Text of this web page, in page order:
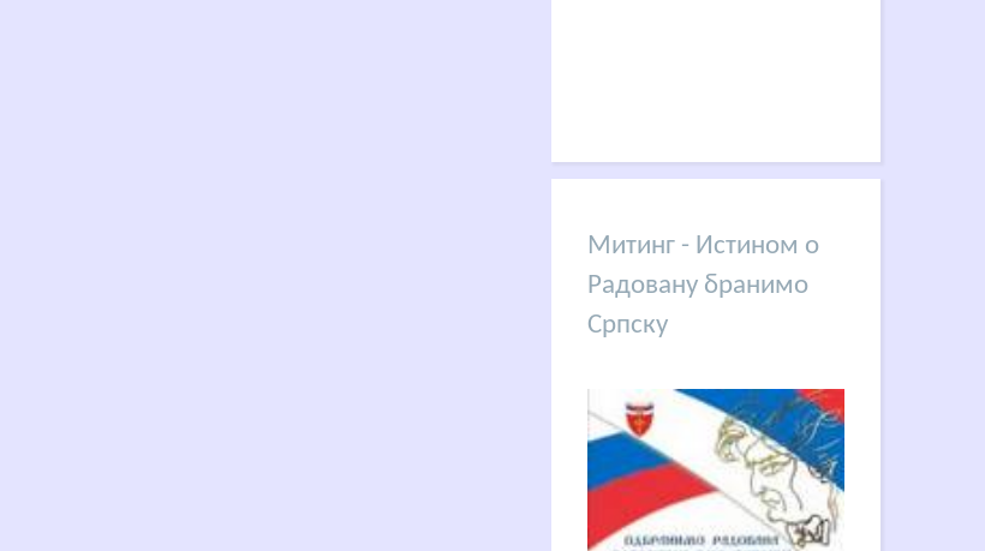
Митинг - Истином о
Радовану бранимо
Српску